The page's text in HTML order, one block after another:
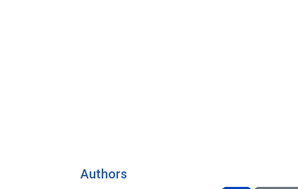
Authors